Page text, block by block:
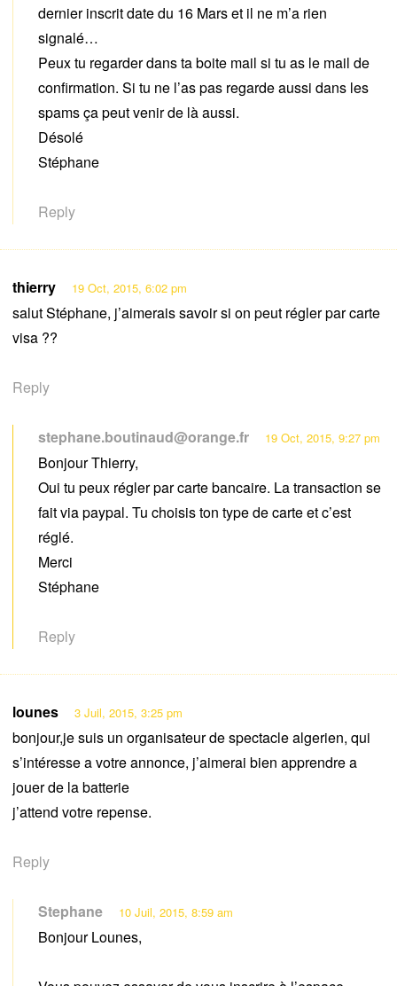
dernier inscrit date du 16 Mars et il ne m’a rien
signalé…
Peux tu regarder dans ta boite mail si tu as le mail de
confirmation. Si tu ne l’as pas regarde aussi dans les
spams ça peut venir de là aussi.
Désolé
Stéphane
Reply
thierry 19 Oct, 2015, 6:02 pm
salut Stéphane, j’aimerais savoir si on peut régler par carte
visa ??
Reply
stephane.boutinaud@orange.fr 19 Oct, 2015, 9:27 pm
Bonjour Thierry,
Oui tu peux régler par carte bancaire. La transaction se
fait via paypal. Tu choisis ton type de carte et c’est
réglé.
Merci
Stéphane
Reply
lounes 3 Juil, 2015, 3:25 pm
bonjour,je suis un organisateur de spectacle algerien, qui
s’intéresse a votre annonce, j’aimerai bien apprendre a
jouer de la batterie
j’attend votre repense.
Reply
Stephane 10 Juil, 2015, 8:59 am
Bonjour Lounes,